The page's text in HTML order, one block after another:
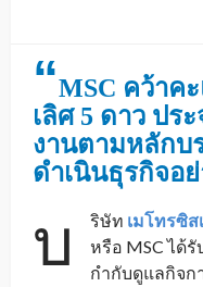
“MSC คว้าค
เลิศ 5 ดาว ปร
งานตามหลักบ
ดำเนินธุรกิจอ
บ ริษัท เมโทรซิ
หรือ MSC ได้
กำกับดูแลกิจก